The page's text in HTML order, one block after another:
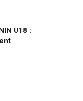
U18 :